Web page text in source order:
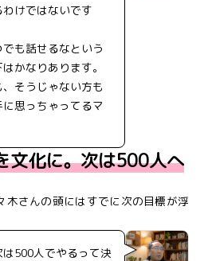
けではないです
も話せるなという
かなりあります。
そうじゃない方も
思っちゃってるマ
文化に。次は500人へ
木さんの頭にはすでに次の目標が浮
500人でやるって決